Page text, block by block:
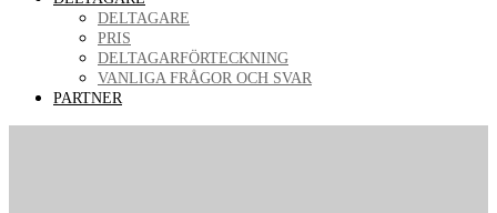
DELTAGARE
PRIS
DELTAGARFÖRTECKNING
VANLIGA FRÅGOR OCH SVAR
PARTNER